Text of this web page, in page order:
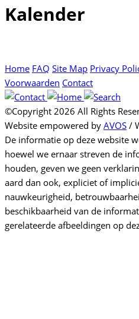
Kalender
Home FAQ Site Map Privacy
Voorwaarden Contact
©Copyright 2026 All Rights
Website empowered by AVOS /
De informatie op deze website
hoewel we ernaar streven de
houden, geven we geen
aard dan ook, expliciet of
nauwkeurigheid,
beschikbaarheid van de
gerelateerde afbeeldingen op